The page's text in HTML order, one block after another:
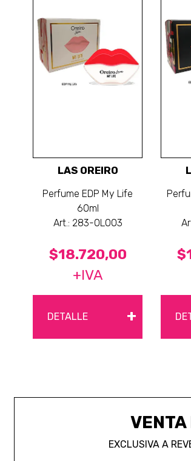
LAS OREIRO
Perfume EDP My Life
60ml
Art.: 283-0L003
$18.720,00
+IVA
DETALLE +
VENTA
EXCLUSIVA A